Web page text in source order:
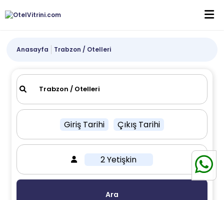
Anasayfa Trabzon / Otelleri
Giriş Tarihi Çıkış Tarihi
2 Yetişkin
Ara